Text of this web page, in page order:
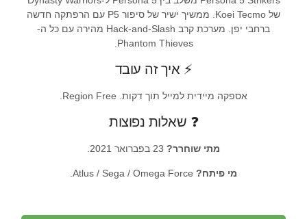
של Koei Tecmo. ממשיך ישיר של סיפור P5 עם הרפתקה חדשה
ברחבי יפן. מערכת קרב Hack-and-Slash מהירה עם כל ה-
Phantom Thieves.
⚡ איך זה עובד
אספקה מיידית למייל תוך דקות. Region Free.
❓ שאלות נפוצות
מתי שוחרר?
מי פיתח?